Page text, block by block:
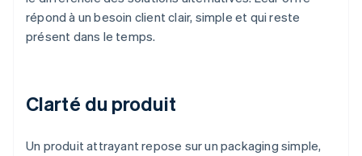
répond à un besoin client clair, simple et qui reste
présent dans le temps.
Clarté du produit
Un produit attrayant repose sur un packaging simple,